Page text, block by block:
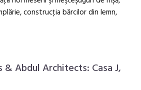
construcţia bărcilor din lemn,
& Abdul Architects: Casa J,